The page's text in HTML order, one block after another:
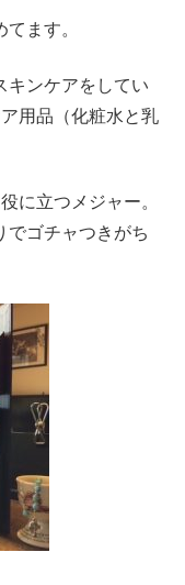
ます。
キンケアをしてい
用品（化粧水と乳
に立つメジャー。
でゴチャつきがち